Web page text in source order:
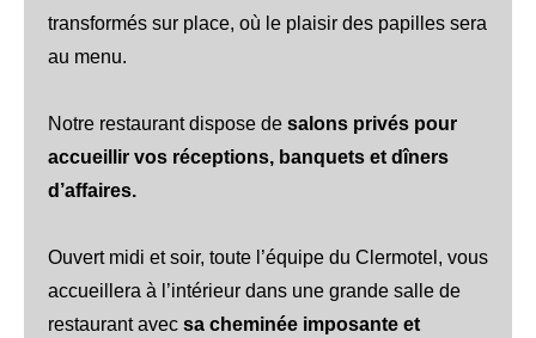
transformés sur place, où le plaisir des papilles sera
au menu.
Notre restaurant dispose de salons privés pour
accueillir vos réceptions, banquets et dîners
d’affaires.
Ouvert midi et soir, toute l’équipe du Clermotel, vous
accueillera à l’intérieur dans une grande salle de
restaurant avec sa cheminée imposante et